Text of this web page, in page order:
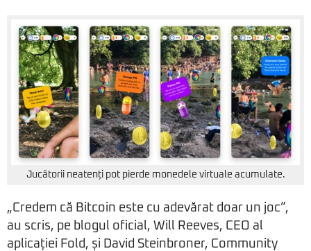
Jucătorii neatenți pot pierde monedele virtuale acumulate.
„Credem că Bitcoin este cu adevărat doar un joc”,
au scris, pe blogul oficial, Will Reeves, CEO al
aplicației Fold, și David Steinbroner, Community